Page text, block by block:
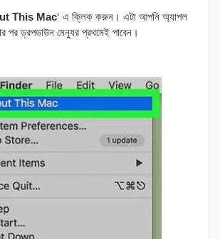
This Mac‘ এ ক্লিক করুন। এটা আপনি অ্যাপল
ড্রপডাউন মেন্যুর প্রথমেই পাবেন।